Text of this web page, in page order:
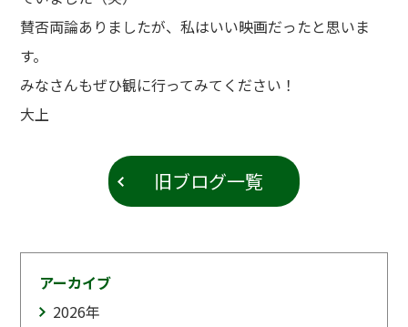
賛否両論ありましたが、私はいい映画だったと思いま
す。
みなさんもぜひ観に行ってみてください！
大上
旧ブログ一覧
アーカイブ
2026年